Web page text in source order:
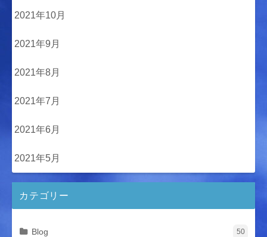
2021年10月
2021年9月
2021年8月
2021年7月
2021年6月
2021年5月
カテゴリー
Blog 50